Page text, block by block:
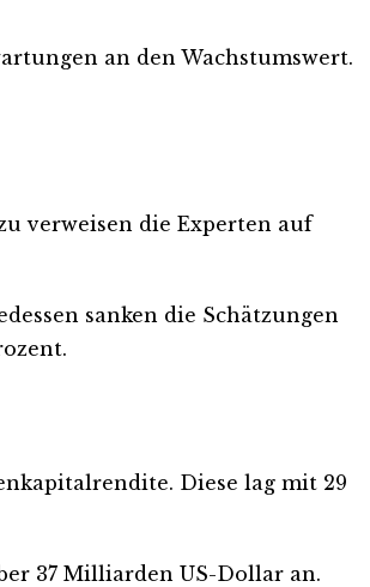
an den Wachstumswert.
verweisen die Experten auf
sanken die Schätzungen
Diese lag mit 29
37 Milliarden US-Dollar an.